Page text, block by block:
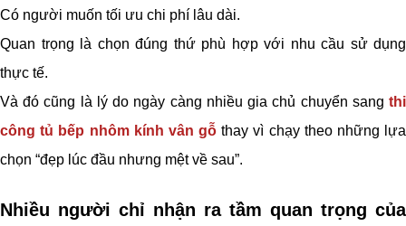
Có người muốn tối ưu chi phí lâu dài.
Quan trọng là chọn đúng thứ phù hợp với nhu cầu sử dụng
thực tế.
Và đó cũng là lý do ngày càng nhiều gia chủ chuyển sang thi
côngtủ bếp nhôm kính vân gỗ thay vì chạy theo những lựa
chọn “đẹp lúc đầu nhưng mệt về sau”.
Nhiều người chỉ nhận ra tầm quan trọng của